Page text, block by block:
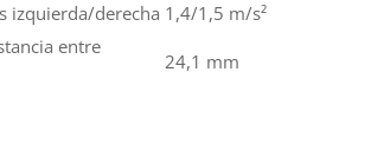
izquierda/derecha 1,4/1,5 m/s²
entre
24,1 mm